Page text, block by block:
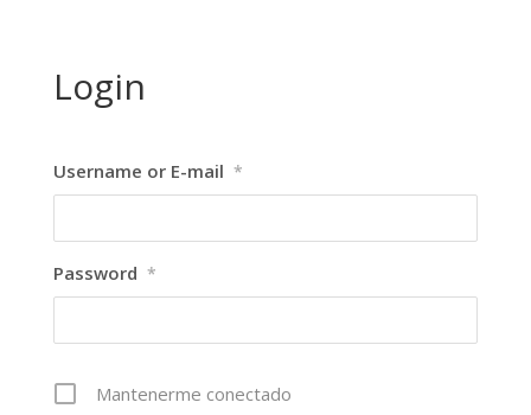
Login
Username or E-mail *
Password *
Mantenerme conectado